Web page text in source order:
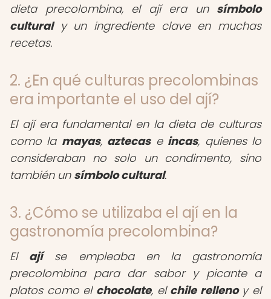
dieta precolombina, el ají era un símbolo
culturaly un ingrediente clave en muchas
recetas.
2. ¿En qué culturas precolombinas
era importante el uso del ají?
El ají era fundamental en la dieta de culturas
como la mayas, aztecase incas, quienes lo
consideraban no solo un condimento, sino
también un símbolo cultural.
3. ¿Cómo se utilizaba el ají en la
gastronomía precolombina?
El ajíse empleaba en la gastronomía
precolombina para dar sabor y picante a
platos como el chocolate, el chile rellenoy el